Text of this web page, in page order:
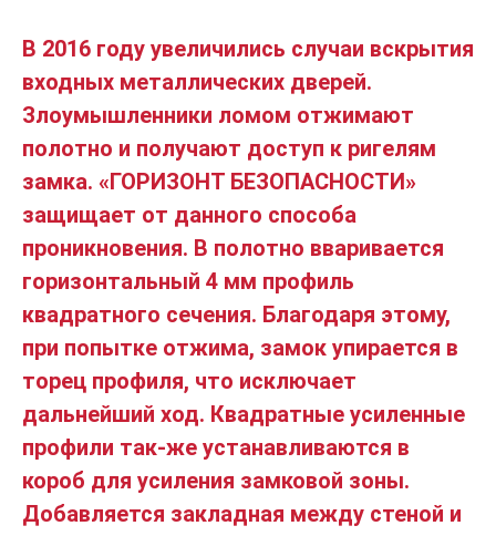
В 2016 году увеличились случаи вскрытия
входных металлических дверей.
Злоумышленники ломом отжимают
полотно и получают доступ к ригелям
замка. «ГОРИЗОНТ БЕЗОПАСНОСТИ»
защищает от данного способа
проникновения. В полотно вваривается
горизонтальный 4 мм профиль
квадратного сечения. Благодаря этому,
при попытке отжима, замок упирается в
торец профиля, что исключает
дальнейший ход. Квадратные усиленные
профили так-же устанавливаются в
короб для усиления замковой зоны.
Добавляется закладная между стеной и